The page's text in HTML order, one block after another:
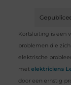
Kortsluiting is een
problemen die
elektrische
met elektriciens
door een ernstig